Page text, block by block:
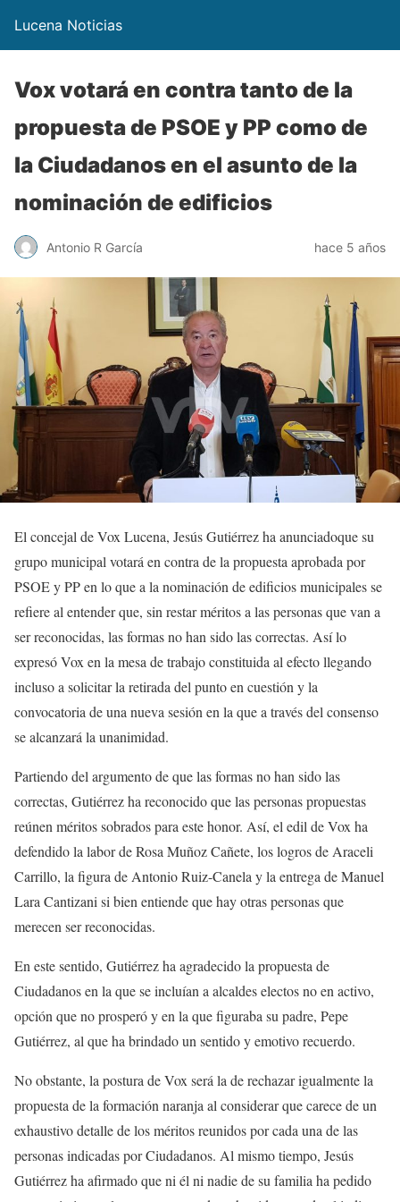
Lucena Noticias
Vox votará en contra tanto de la
propuesta de PSOE y PP como de
la Ciudadanos en el asunto de la
nominación de edificios
Antonio R García hace 5 años
El concejal de Vox Lucena, Jesús Gutiérrez ha anunciadoque su
grupo municipal votará en contra de la propuesta aprobada por
PSOE y PP en lo que a la nominación de edificios municipales se
refiere al entender que, sin restar méritos a las personas que van a
ser reconocidas, las formas no han sido las correctas. Así lo
expresó Vox en la mesa de trabajo constituida al efecto llegando
incluso a solicitar la retirada del punto en cuestión y la
convocatoria de una nueva sesión en la que a través del consenso
se alcanzará la unanimidad.
Partiendo del argumento de que las formas no han sido las
correctas, Gutiérrez ha reconocido que las personas propuestas
reúnen méritos sobrados para este honor. Así, el edil de Vox ha
defendido la labor de Rosa Muñoz Cañete, los logros de Araceli
Carrillo, la figura de Antonio Ruiz-Canela y la entrega de Manuel
Lara Cantizani si bien entiende que hay otras personas que
merecen ser reconocidas.
En este sentido, Gutiérrez ha agradecido la propuesta de
Ciudadanos en la que se incluían a alcaldes electos no en activo,
opción que no prosperó y en la que figuraba su padre, Pepe
Gutiérrez, al que ha brindado un sentido y emotivo recuerdo.
No obstante, la postura de Vox será la de rechazar igualmente la
propuesta de la formación naranja al considerar que carece de un
exhaustivo detalle de los méritos reunidos por cada una de las
personas indicadas por Ciudadanos. Al mismo tiempo, Jesús
Gutiérrez ha afirmado que ni él ni nadie de su familia ha pedido